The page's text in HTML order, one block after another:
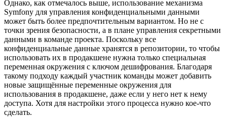
Однако, как отмечалось выше, использование механизма
Symfony для управления конфиденциальными данными
может быть более предпочтительным вариантом. Но не с
точки зрения безопасности, а в плане управления секретными
данными в команде проекта. Поскольку все
конфиденциальные данные хранятся в репозитории, то чтобы
использовать их в продакшене нужна только специальная
переменная окружения с ключом дешифрования. Благодаря
такому подходу каждый участник команды может добавить
новые защищённые переменные окружения для
использования в продакшене, даже если у него нет к нему
доступа. Хотя для настройки этого процесса нужно кое-что
сделать.